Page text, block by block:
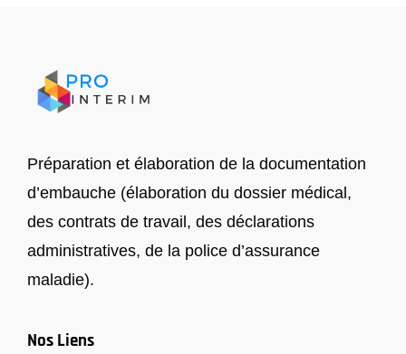
Préparation et élaboration de la documentation
d’embauche (élaboration du dossier médical,
des contrats de travail, des déclarations
administratives, de la police d’assurance
maladie).
Nos Liens